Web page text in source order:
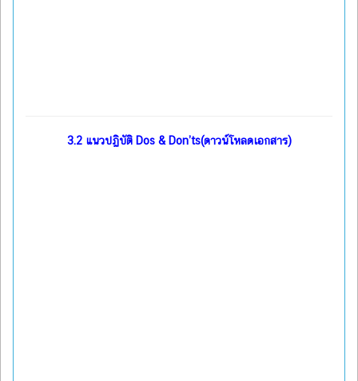
3.2 แนวปฏิบัติ Dos & Don’ts(ดาวน์โหลดเอกสาร)